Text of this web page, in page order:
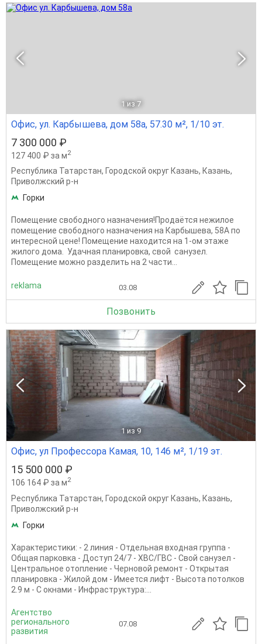
1 из 7
Офис, ул. Карбышева, дом 58а, 57.30 м², 1/10 эт.
7 300 000 ₽
127 400 ₽ за м2
Республика Татарстан, Городской округ Казань, Казань,
Приволжский р-н
Горки
Помещение свободного назначения!Продаётся нежилое
помещение свободного назначения на Карбышева, 58А по
интересной цене! Помещение находится на 1-ом этаже
жилого дома. Удачная планировка, свой санузел.
Помещение можно разделить на 2 части...
reklama 03.08
Позвонить
1 из 9
Офис, ул Профессора Камая, 10, 146 м², 1/19 эт.
15 500 000 ₽
106 164 ₽ за м2
Республика Татарстан, Городской округ Казань, Казань,
Приволжский р-н
Горки
Характеристики: - 2 линия - Отдельная входная группа -
Общая парковка - Доступ 24/7 - ХВС/ГВС - Свой санузел -
Центральное отопление - Черновой ремонт - Открытая
планировка - Жилой дом - Имеется лифт - Высота потолков
2.9 м - С окнами - Инфраструктура:...
Агентство
регионального
развития
07.08